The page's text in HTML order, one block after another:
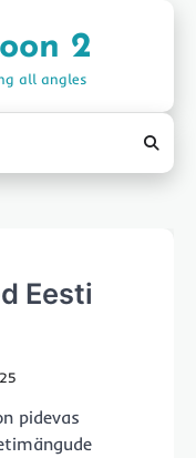
2
all angles
Eesti
pidevas